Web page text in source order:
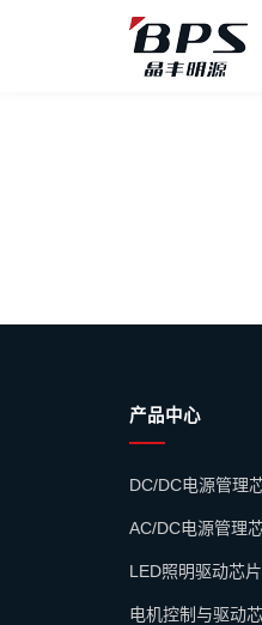
产品中心
DC/DC电源管理
AC/DC电源管理
LED照明驱动芯片
电机控制与驱动